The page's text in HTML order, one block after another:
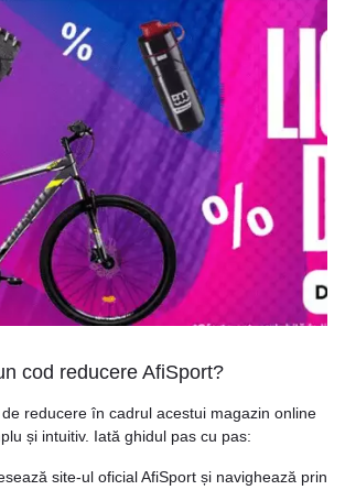
cod reducere AfiSport?
reducere în cadrul acestui magazin online
și intuitiv. Iată ghidul pas cu pas:
site-ul oficial AfiSport și navighează prin